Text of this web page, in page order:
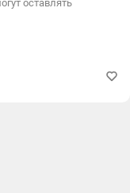
оставлять
Ответить